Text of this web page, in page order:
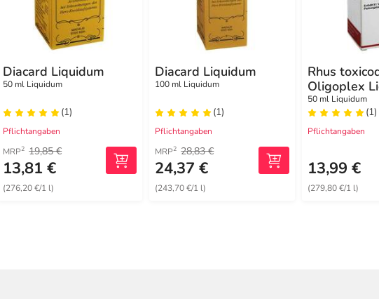
Diacard Liquidum
50 ml Liquidum
(1)
Pflichtangaben
MRP2 19,85 €
13,81 €
(276,20 €/1 l)
Diacard Liquidum
100 ml Liquidum
(1)
Pflichtangaben
MRP2 28,83 €
24,37 €
(243,70 €/1 l)
Rhus
Oligoplex
50 ml Liquidum
(1)
Pflichtangaben
13,99 €
(279,80 €/1 l)